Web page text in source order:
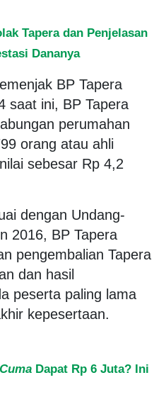
Tapera dan Penjelasan
Dananya
BP Tapera
saat ini, BP Tapera
perumahan
orang atau ahli
sebesar Rp 4,2
dengan Undang-
2016, BP Tapera
pengembalian Tapera
dan hasil
peserta paling lama
kepesertaan.
Cuma Dapat Rp 6 Juta? Ini